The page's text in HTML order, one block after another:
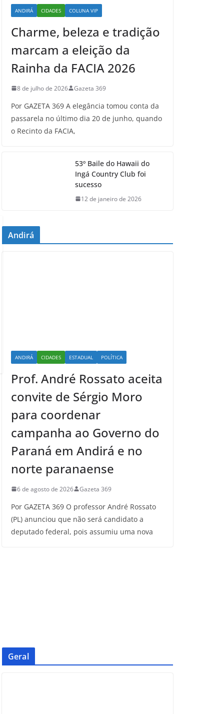
ANDIRÁ CIDADES COLUNA VIP
Charme, beleza e tradição
marcam a eleição da
Rainha da FACIA 2026
8 de julho de 2026 Gazeta 369
Por GAZETA 369 A elegância tomou conta da
passarela no último dia 20 de junho, quando
o Recinto da FACIA,
53º Baile do Hawaii do
Ingá Country Club foi
sucesso
12 de janeiro de 2026
Andirá
ANDIRÁ CIDADES ESTADUAL POLÍTICA
Prof. André Rossato aceita
convite de Sérgio Moro
para coordenar
campanha ao Governo do
Paraná em Andirá e no
norte paranaense
6 de agosto de 2026 Gazeta 369
Por GAZETA 369 O professor André Rossato
(PL) anunciou que não será candidato a
deputado federal, pois assumiu uma nova
Geral